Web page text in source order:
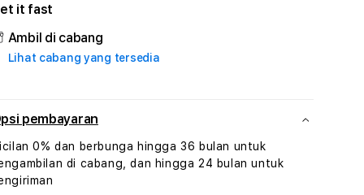
SITUSSLOT777
#3
TradiTours
Jasa
Paket
Wisata
Tunisia
Profesional
TradiTours
Jasa
Wisata
Tunisia
it fast
Ambil di cabang
Lihat cabang yang tersedia
pembayaran
0% dan berbunga hingga 36 bulan untuk
di cabang, dan hingga 24 bulan untuk